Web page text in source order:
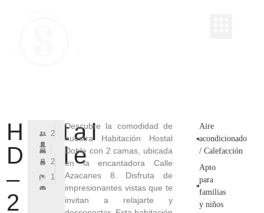
Hostal
Doble
–
2
2
2
1
Descubre la comodidad de
nuestra Habitación Hostal
Doble con 2 camas, ubicada
en la encantadora Calle
Azacanes 8. Disfruta de
impresionantes vistas que te
invitan a relajarte y
Aire
acondicionado
/ Calefacción
Apto
para
familias
y niños